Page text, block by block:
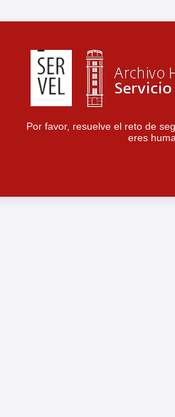
Por favor, resuelve el reto de
eres